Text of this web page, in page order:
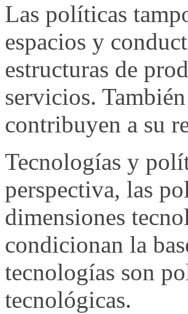
Las políticas
espacios y
estructuras de
servicios.
contribuyen a su
Tecnologías y
perspectiva, las
dimensiones
condicionan la
tecnologías son
tecnológicas.